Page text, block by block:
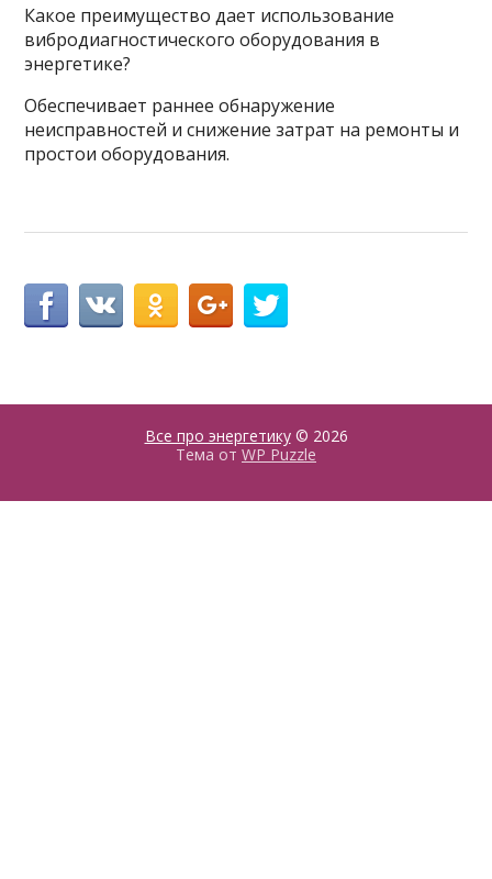
Какое преимущество дает использование
вибродиагностического оборудования в
энергетике?
Обеспечивает раннее обнаружение
неисправностей и снижение затрат на ремонты и
простои оборудования.
Все про энергетику© 2026
Тема от WP Puzzle